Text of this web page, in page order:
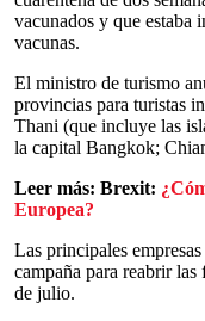
vacunados y que estaba
vacunas.
El ministro de turismo
provincias para turistas
Thani (que incluye las
la capital Bangkok;
Leer más: Brexit:
Europea?
Las principales
campaña para reabrir
de julio.